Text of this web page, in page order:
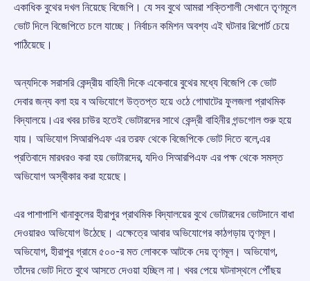
একাধিক বুথের দখল নিয়েছে বিজেপি। যে সব বুথে আমরা শক্তিশালী সেখানে তৃণমূলে
ভোট দিলে বিজেপিতে চলে যাচ্ছে। নির্বাচন কমিশন অবশ্য এই ঘটনার রিপোর্ট চেয়ে
পাঠিয়েছে।
অন্যদিকে সরাসরি কেন্দ্রীয় বাহিনী দিকে একেবারে বুথের মধ্যে বিজেপি কে ভোট
দেবার জন্য বলা হয় ব অভিযোগে উত্তপ্ত হয়ে ওঠে গোঘাটের ফুলজলা প্রাথমিক
বিদ্যালয়ে।এর খবর চাউর হতেই ভোটারদের সাথে কেন্দ্রী বাহিনীর গন্ডগোল শুরু হয়ে
যায়। অভিযোগ সিআরপিএফ এর তরফ থেকে বিজেপিকে ভোট দিতে বলে,এর
প্রতিবাদে মারধরও করা হয় ভোটারদের, যদিও সিআরপিএফ এর পক্ষ থেকে সমস্ত
অভিযোগ অস্বীকার করা হয়েছে।
এর পাশাপাশি খানাকুলের হীরাপুর প্রাথমিক বিদ্যালয়ের বুথে ভোটারদের ভোটদানে বাধা
দেওয়ারও অভিযোগ উঠেছে। এক্ষেত্রে আবার অভিযোগের কাঠগড়ায় তৃণমূল।
অভিযোগ, হীরাপুর গ্রামে ৫০০-র মত লোককে আটকে দেয় তৃণমূল। অভিযোগ,
তাঁদের ভোট দিতে বুথে আসতে দেওয়া হচ্ছিল না। খবর পেয়ে ঘটনাস্থলে পৌঁছয়